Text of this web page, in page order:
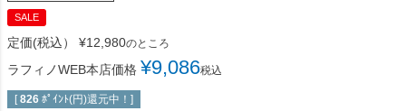
SALE
定価(税込） ¥12,980のところ
ラフィノWEB本店価格 ¥9,086税込
[ 826 ﾎﾟｲﾝﾄ(円)還元中！]